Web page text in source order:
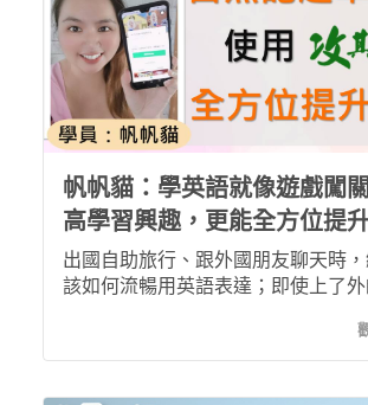
帆帆貓：學英語就像遊戲闖
高學習興趣，更能全方位提
讀寫能力！
出國自助旅行、跟外國朋友聊天時
該如何流暢用英語表達；即使上了
沒有顯著功效。開始使用【希平方
後，我的英語學習終於可以融會貫